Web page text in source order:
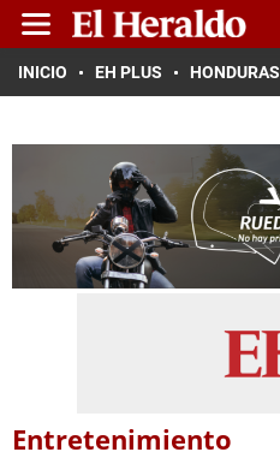
INICIO EH PLUS HONDURAS
Entretenimiento